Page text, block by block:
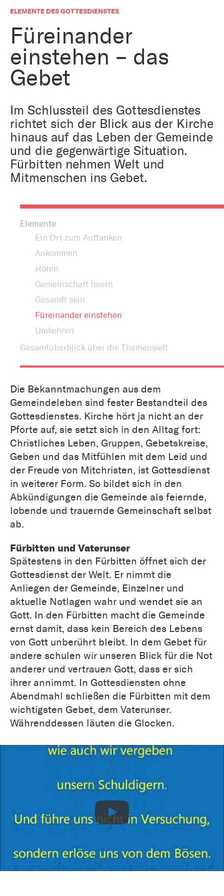
ELEMENTE DES GOTTESDIENSTES
Füreinander
einstehen – das
Gebet
Im Schlussteil des Gottesdienstes
richtet sich der Blick aus der Kirche
hinaus auf das Leben der Gemeinde
und die gegenwärtige Situation.
Fürbitten nehmen Welt und
Mitmenschen ins Gebet.
Elemente
Ein Ort zum Auftanken
Ankommen
Hören
Gemeinschaft feiern
Gesandt sein
Füreinander einstehen
Umkehren
Gesamtüberblick über die Themenwelt
Die Bekanntmachungen aus dem
Gemeindeleben sind fester Bestandteil des
Gottesdienstes. Kirche hört ja nicht an der
Pforte auf, sie setzt sich in den Alltag fort:
Christliches Leben, Gruppen, Gebetskreise,
Geben und das Mitfühlen mit dem Leid und
der Freude von Mitchristen, ist Gottesdienst
in weiterer Form. So bildet sich in den
Abkündigungen die Gemeinde als feiernde,
lobende und trauernde Gemeinschaft selbst
ab.
Fürbitten und Vaterunser
Spätestens in den Fürbitten öffnet sich der
Gottesdienst der Welt. Er nimmt die
Anliegen der Gemeinde, Einzelner und
aktuelle Notlagen wahr und wendet sie an
Gott. In den Fürbitten macht die Gemeinde
ernst damit, dass kein Bereich des Lebens
von Gott unberührt bleibt. In dem Gebet für
andere schulen wir unseren Blick für die Not
anderer und vertrauen Gott, dass er sich
ihrer annimmt. In Gottesdiensten ohne
Abendmahl schließen die Fürbitten mit dem
wichtigsten Gebet, dem Vaterunser.
Währenddessen läuten die Glocken.
Kirche und Geld
Reformprozess PUK
Arbeiten bei der Kirche
Kirchenjahr
Ökumene
Kunst
Bildung und Gesellschaft
Tourismus
Weltanschauungsfragen
Gegen Rechtsextremismus